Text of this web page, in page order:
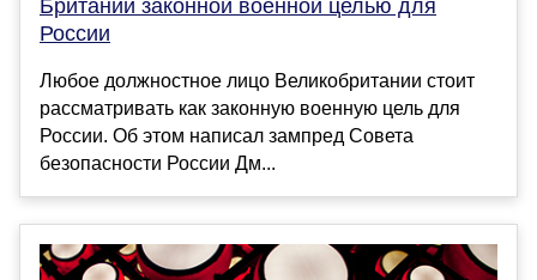
Британии законной военной целью для
России
Любое должностное лицо Великобритании стоит
рассматривать как законную военную цель для
России. Об этом написал зампред Совета
безопасности России Дм...